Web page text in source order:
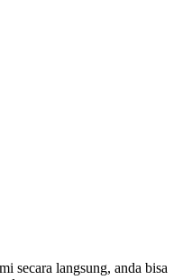
secara langsung, anda bisa